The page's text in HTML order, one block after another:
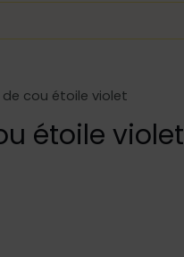
cou étoile violet
étoile violet